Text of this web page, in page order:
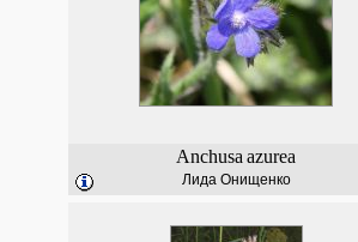
Anchusa azurea
Лида Онищенко